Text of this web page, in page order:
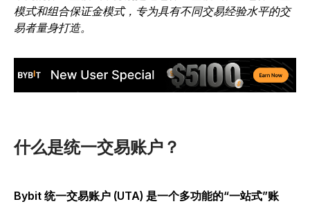
模式和组合保证金模式，专为具有不同交易经验水平的交
易者量身打造。
什么是统一交易账户？
Bybit 统一交易账户 (UTA) 是一个多功能的“一站式”账